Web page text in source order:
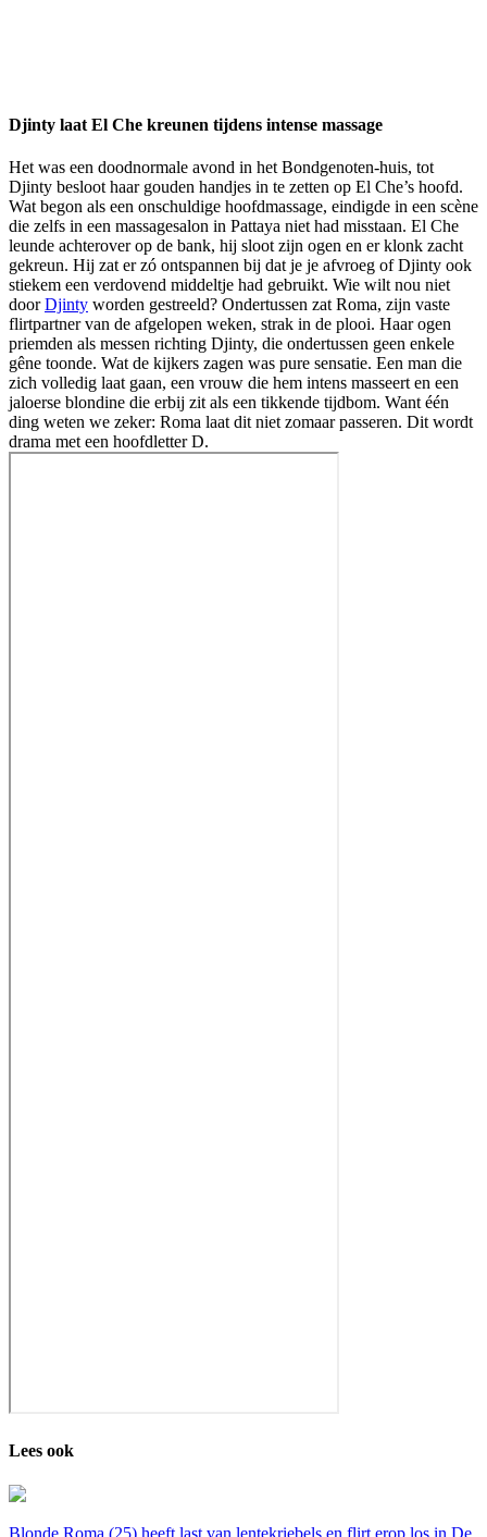
Djinty laat El Che kreunen tijdens intense massage
Het was een doodnormale avond in het Bondgenoten-huis, tot
Djinty besloot haar gouden handjes in te zetten op El Che’s hoofd.
Wat begon als een onschuldige hoofdmassage, eindigde in een scène
die zelfs in een massagesalon in Pattaya niet had misstaan. El Che
leunde achterover op de bank, hij sloot zijn ogen en er klonk zacht
gekreun. Hij zat er zó ontspannen bij dat je je afvroeg of Djinty ook
stiekem een verdovend middeltje had gebruikt. Wie wilt nou niet
doorDjinty worden gestreeld? Ondertussen zat Roma, zijn vaste
flirtpartner van de afgelopen weken, strak in de plooi. Haar ogen
priemden als messen richting Djinty, die ondertussen geen enkele
gêne toonde. Wat de kijkers zagen was pure sensatie. Een man die
zich volledig laat gaan, een vrouw die hem intens masseert en een
jaloerse blondine die erbij zit als een tikkende tijdbom. Want één
ding weten we zeker: Roma laat dit niet zomaar passeren. Dit wordt
drama met een hoofdletter D.
Lees ook
Blonde Roma (25) heeft last van lentekriebels en flirt erop los in De